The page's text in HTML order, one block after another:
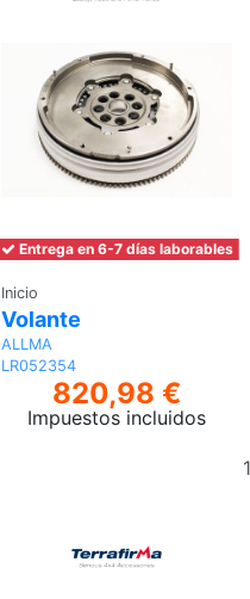
Entrega en 6-7 días laborables
Inicio
Volante
ALLMA
LR052354
820,98 €
Impuestos incluidos